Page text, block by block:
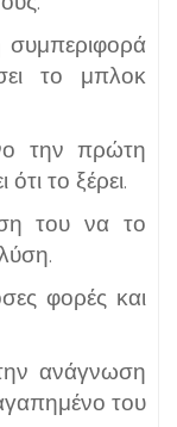
συμπεριφορά
το μπλοκ
την πρώτη
το ξέρει.
του να το
φορές και
ανάγνωση
του